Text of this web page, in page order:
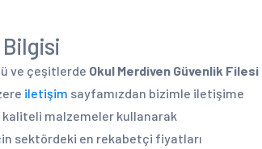
ve çeşitlerde Okul Merdiven Güvenlik Filesi
iletişim sayfamızdan bizimle iletişime
kaliteli malzemeler kullanarak
sektördeki en rekabetçi fiyatları